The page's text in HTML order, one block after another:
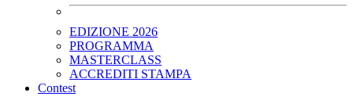
EDIZIONE 2026
PROGRAMMA
MASTERCLASS
ACCREDITI STAMPA
Contest